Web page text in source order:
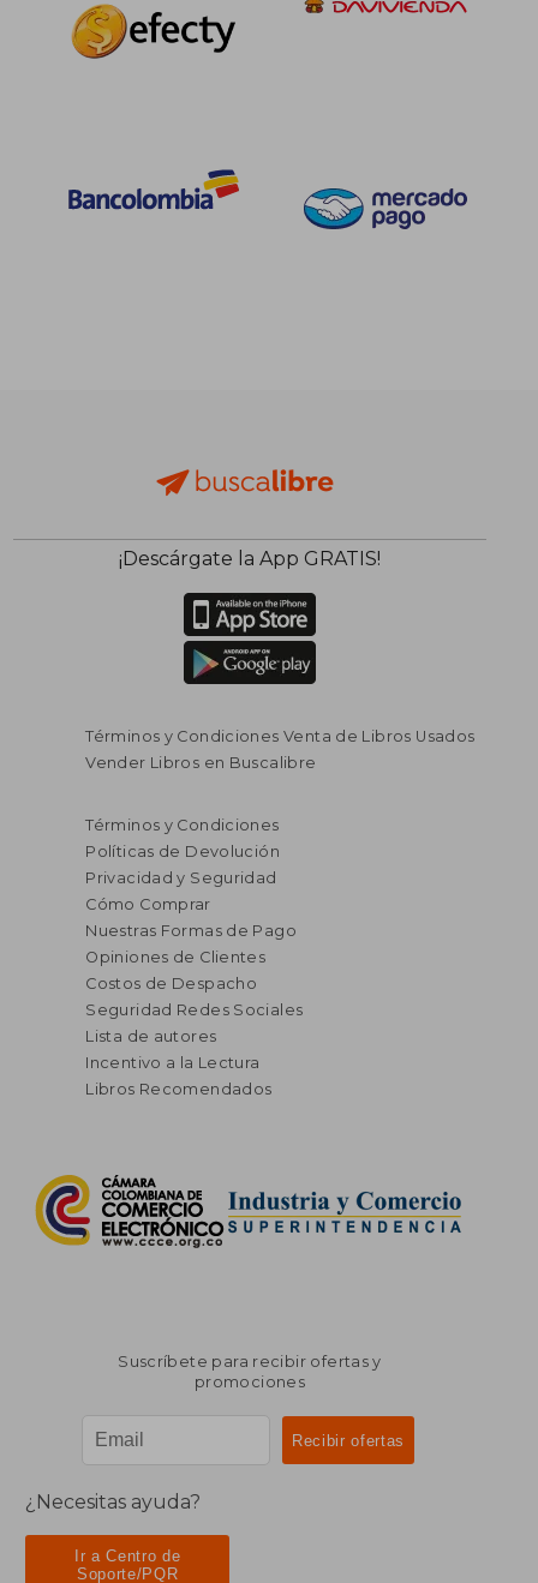
¡Descárgate la App GRATIS!
Términos y Condiciones Venta de Libros Usados
Vender Libros en Buscalibre
Términos y Condiciones
Políticas de Devolución
Privacidad y Seguridad
Cómo Comprar
Nuestras Formas de Pago
Opiniones de Clientes
Costos de Despacho
Seguridad Redes Sociales
Lista de autores
Incentivo a la Lectura
Libros Recomendados
Suscríbete para recibir ofertas y
promociones
¿Necesitas ayuda?
Ir a Centro de
Soporte/PQR